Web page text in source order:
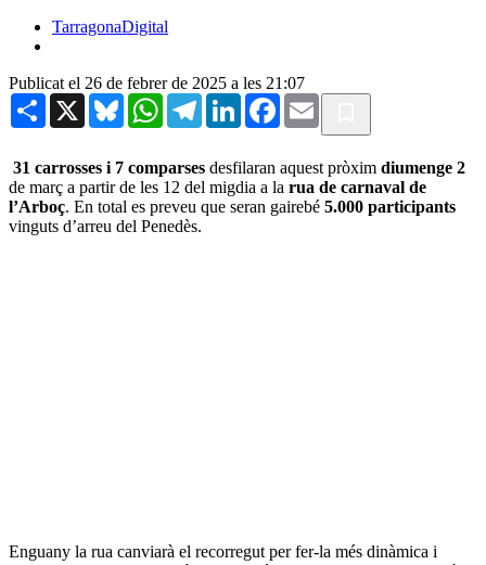
TarragonaDigital
Publicat el 26 de febrer de 2025 a les 21:07
Share X BlueskyWhatsAppTelegramLinkedInFacebook
Email
31 carrosses i 7 comparses desfilaran aquest pròxim diumenge 2
de març a partir de les 12 del migdia a la rua de carnaval de
l’Arboç. En total es preveu que seran gairebé 5.000 participants
vinguts d’arreu del Penedès.
Enguany la rua canviarà el recorregut per fer-la més dinàmica i